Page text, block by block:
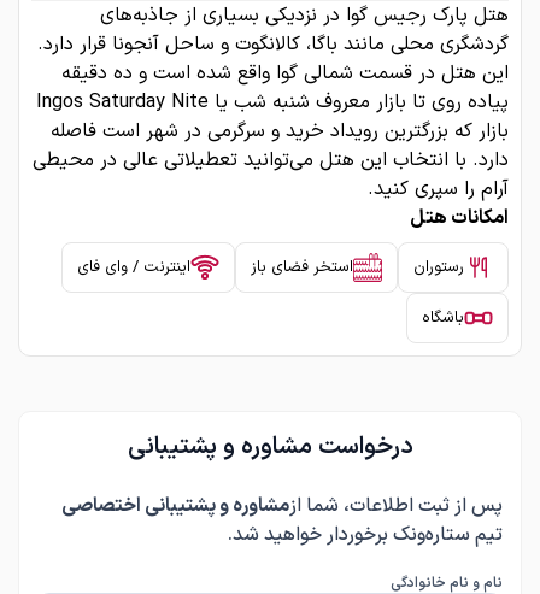
هتل پارک رجیس گوا در نزدیکی بسیاری از جاذبه‌های
گردشگری محلی مانند باگا، کالانگوت و ساحل آنجونا قرار دارد.
این هتل در قسمت شمالی گوا واقع شده است و ده دقیقه
پیاده روی تا بازار معروف شنبه شب یا Ingos Saturday Nite
بازار که بزرگترین رویداد خرید و سرگرمی در شهر است فاصله
دارد. با انتخاب این هتل می‌توانید تعطیلاتی عالی در محیطی
آرام را سپری کنید.
امکانات هتل
رستوران استخر فضای باز اینترنت / وای فای
باشگاه
درخواست مشاوره و پشتیبانی
پس از ثبت اطلاعات، شما ازمشاوره و پشتیبانی اختصاصی
تیم ستاره‌ونک برخوردار خواهید شد.
نام و نام خانوادگی